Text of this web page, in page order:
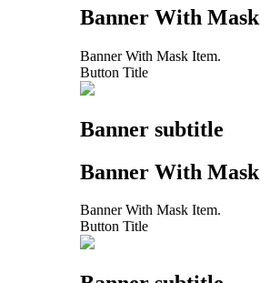
Banner With Mask
Banner With Mask Item.
Button Title
Banner subtitle
Banner With Mask
Banner With Mask Item.
Button Title